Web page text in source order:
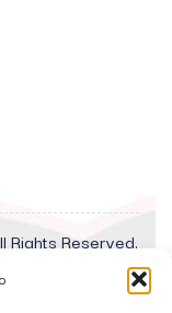
Rights Reserved.